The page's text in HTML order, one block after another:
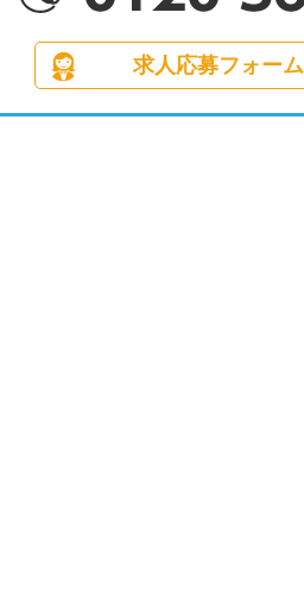
求人応募フォーム